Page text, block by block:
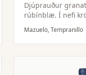
Djúprauður
rúbínblæ. Í nefi
þroskuðum
rúsínum ásamt
reykkenndum
tannínum og
Mazuelo, Tempranillo